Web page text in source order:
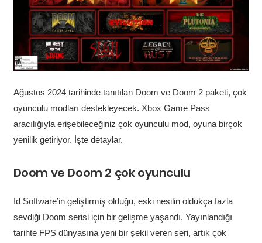
Ağustos 2024 tarihinde tanıtılan Doom ve Doom 2 paketi, çok
oyunculu modları destekleyecek. Xbox Game Pass
aracılığıyla erişebileceğiniz çok oyunculu mod, oyuna birçok
yenilik getiriyor. İşte detaylar.
Doom ve Doom 2 çok oyunculu
Id Software’in geliştirmiş olduğu, eski nesilin oldukça fazla
sevdiği Doom serisi için bir gelişme yaşandı. Yayınlandığı
tarihte FPS dünyasına yeni bir şekil veren seri, artık çok